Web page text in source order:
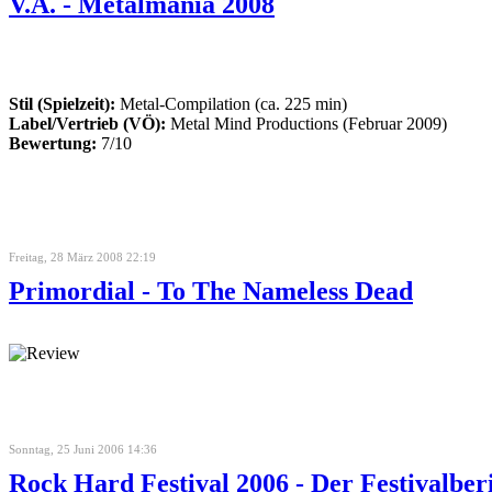
Stil (Spielzeit): Metal-Compilation (ca. 225 min)
Label/Vertrieb (VÖ): Metal Mind Productions (Februar 2009)
Bewertung: 7/10
Freitag, 28 März 2008 22:19
Primordial - To The Nameless Dead
Sonntag, 25 Juni 2006 14:36
Rock Hard Festival 2006 - Der